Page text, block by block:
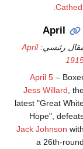
.
April
رئيسي:April
April 5 –
Jess Willard ,
latest "Great
Hope",
Jack Johnson with
a 26th-round